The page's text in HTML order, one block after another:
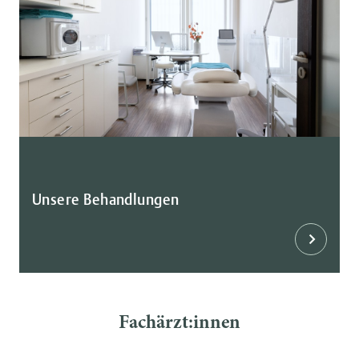
Unsere Behandlungen
Fachärzt:innen